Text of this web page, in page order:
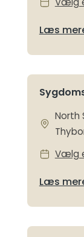
Læs
North
Vælg
Læs